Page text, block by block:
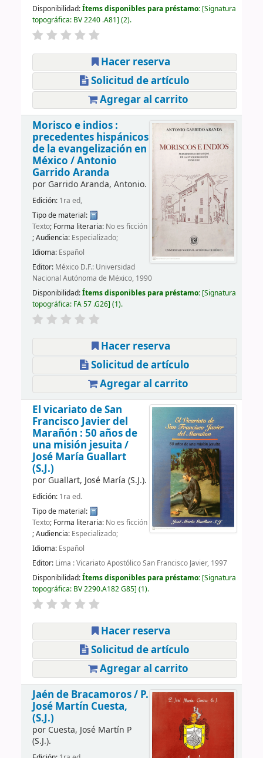
Disponibilidad:Ítems disponibles para préstamo: Signatura
topográfica: BV 2240 .A81 (2).
Hacer reserva
Solicitud de artículo
Agregar al carrito
Morisco e indios :
precedentes hispánicos
de la evangelización en
México /Antonio
Garrido Aranda
por Garrido Aranda, Antonio.
Edición: 1ra ed,
Tipo de material:
Texto; Forma literaria: No es ficción
; Audiencia: Especializado;
Idioma: Español
Editor: México D.F.: Universidad
Nacional Autónoma de México, 1990
Disponibilidad:Ítems disponibles para préstamo: Signatura
topográfica: FA 57 .G26 (1).
Hacer reserva
Solicitud de artículo
Agregar al carrito
El vicariato de San
Francisco Javier del
Marañón : 50 años de
una misión jesuita /
José María Guallart
(S.J.)
por Guallart, José María (S.J.).
Edición: 1ra ed.
Tipo de material:
Texto; Forma literaria: No es ficción
; Audiencia: Especializado;
Idioma: Español
Editor: Lima : Vicariato Apostólico San Francisco Javier, 1997
Disponibilidad:Ítems disponibles para préstamo: Signatura
topográfica: BV 2290.A182 G85 (1).
Hacer reserva
Solicitud de artículo
Agregar al carrito
Jaén de Bracamoros / P.
José Martín Cuesta,
(S.J.)
por Cuesta, José Martín P
(S.J.).